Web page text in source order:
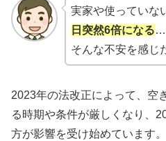
実家や使っていな
日突然6倍になる…
そんな不安を感じ
2023年の法改正によって、空
る時期や条件が厳しくなり、
方が影響を受け始めています。